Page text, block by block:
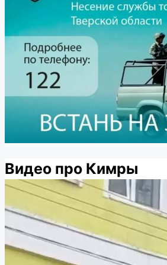
Видео про Кимры